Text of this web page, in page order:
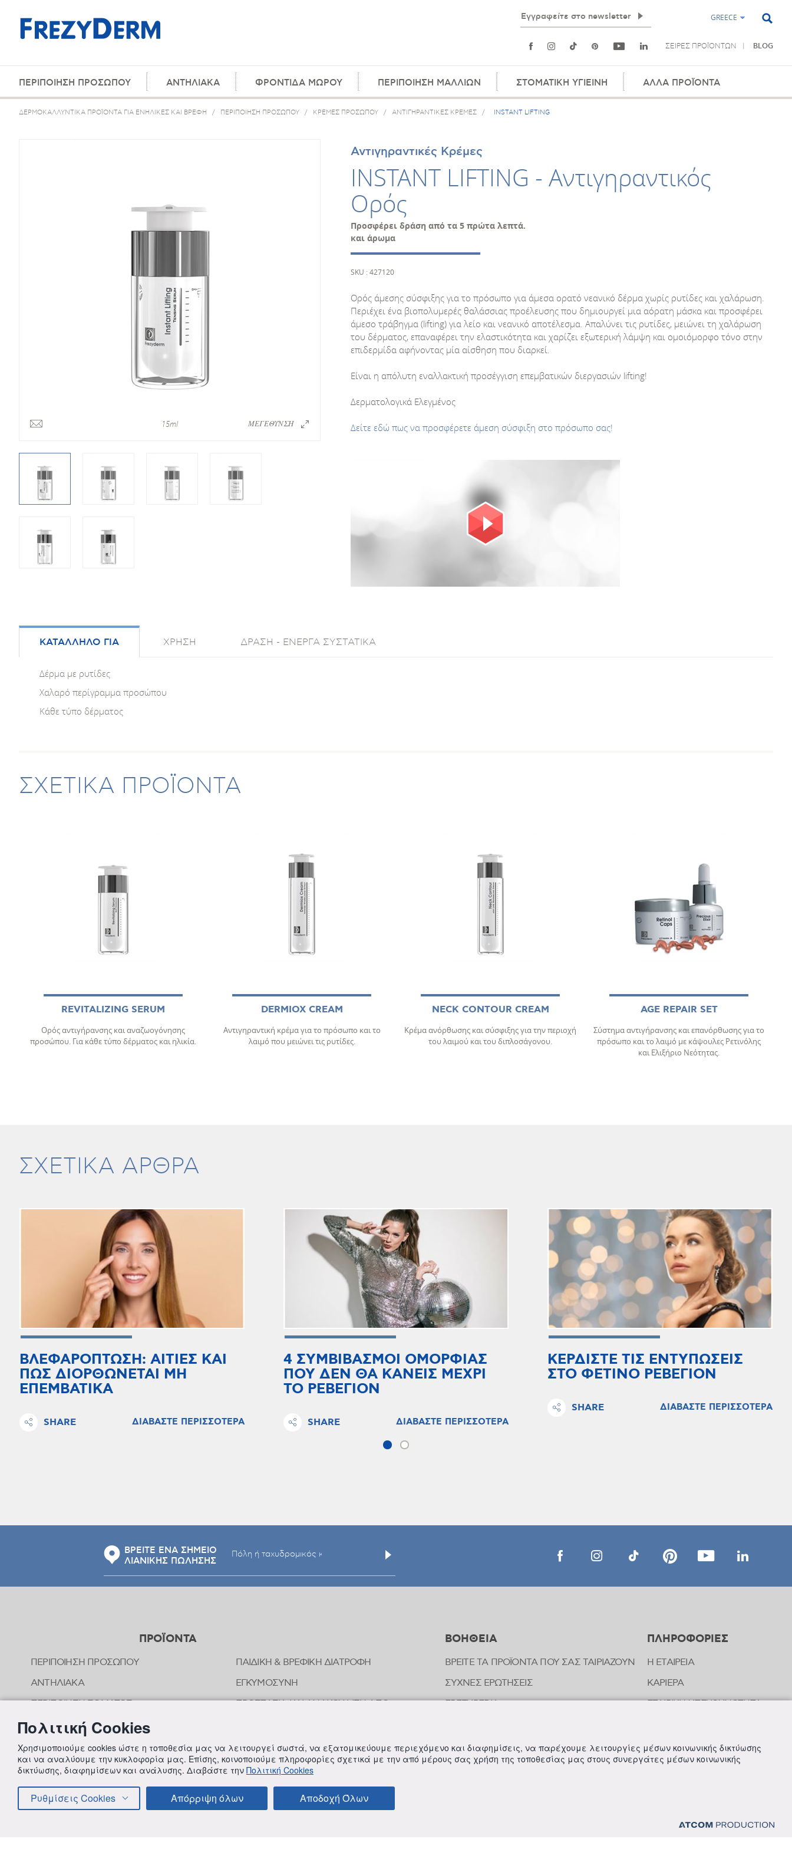
GREECE
ΣΕΙΡΕΣ ΠΡΟΪΟΝΤΩΝ BLOG
ΠΕΡΙΠΟΙΗΣΗ ΠΡΟΣΩΠΟΥ ΑΝΤΗΛΙΑΚΑ ΦΡΟΝΤΙΔΑ ΜΩΡΟΥ ΠΕΡΙΠΟΙΗΣΗ ΜΑΛΛΙΩΝ ΣΤΟΜΑΤΙΚΗ ΥΓΙΕΙΝΗ ΑΛΛΑ ΠΡΟΪΟΝΤΑ
ΔΕΡΜΟΚΑΛΛΥΝΤΙΚΑ ΠΡΟΪΟΝΤΑ ΓΙΑ ΕΝΗΛΙΚΕΣ ΚΑΙ ΒΡΕΦΗ / ΠΕΡΙΠΟΙΗΣΗ ΠΡΟΣΩΠΟΥ / ΚΡΕΜΕΣ ΠΡΟΣΩΠΟΥ / ΑΝΤΙΓΗΡΑΝΤΙΚΕΣ ΚΡΕΜΕΣ / INSTANT LIFTING
ΜΕΓΕΘΥΝΣΗ
15ml
Αντιγηραντικές Κρέμες
INSTANT LIFTING - Aντιγηραντικός
Ορός
Προσφέρει δράση από τα 5 πρώτα λεπτά.
και άρωμα
SKU : 427120
Ορός άμεσης σύσφιξης για το πρόσωπο για άμεσα ορατό νεανικό δέρμα χωρίς ρυτίδες και χαλάρωση.
Περιέχει ένα βιοπολυμερές θαλάσσιας προέλευσης που δημιουργεί μια αόρατη μάσκα και προσφέρει
άμεσο τράβηγμα (lifting) για λείο και νεανικό αποτέλεσμα. Απαλύνει τις ρυτίδες, μειώνει τη χαλάρωση
του δέρματος, επαναφέρει την ελαστικότητα και χαρίζει εξωτερική λάμψη και ομοιόμορφο τόνο στην
επιδερμίδα αφήνοντας μία αίσθηση που διαρκεί.
Είναι η απόλυτη εναλλακτική προσέγγιση επεμβατικών διεργασιών lifting!
Δερματολογικά Ελεγμένος
Δείτε εδώ πως να προσφέρετε άμεση σύσφιξη στο πρόσωπο σας!
ΚΑΤΑΛΛΗΛΟ ΓΙΑ ΧΡΗΣΗ ΔΡΑΣΗ - ΕΝΕΡΓΑ ΣΥΣΤΑΤΙΚΑ
Δέρμα με ρυτίδες
Χαλαρό περίγραμμα προσώπου
Κάθε τύπο δέρματος
ΣΧΕΤΙΚΑ ΠΡΟΪΟΝΤΑ
REVITALIZING SERUM
Ορός αντιγήρανσης και αναζωογόνησης
προσώπου. Για κάθε τύπο δέρματος και ηλικία.
DERMIOX CREAM
Αντιγηραντική κρέμα για το πρόσωπο και το
λαιμό που μειώνει τις ρυτίδες.
NECK CONTOUR CREAM
Κρέμα ανόρθωσης και σύσφιξης για την περιοχή
του λαιμού και του διπλοσάγονου.
AGE REPAIR SET
Σύστημα αντιγήρανσης και επανόρθωσης για το
πρόσωπο και το λαιμό με κάψουλες Ρετινόλης
και Ελιξήριο Νεότητας.
ΣΧΕΤΙΚΑ ΑΡΘΡΑ
ΒΛΕΦΑΡΟΠΤΩΣΗ: ΑΙΤΙΕΣ ΚΑΙ
ΠΩΣ ΔΙΟΡΘΩΝΕΤΑΙ ΜΗ
ΕΠΕΜΒΑΤΙΚΑ
SHARE ΔΙΑΒΑΣΤΕ ΠΕΡΙΣΣΟΤΕΡΑ
4 ΣΥΜΒΙΒΑΣΜΟΙ ΟΜΟΡΦΙΑΣ
ΠΟΥ ΔΕΝ ΘΑ ΚΑΝΕΙΣ ΜΕΧΡΙ
ΤΟ ΡΕΒΕΓΙΟΝ
SHARE ΔΙΑΒΑΣΤΕ ΠΕΡΙΣΣΟΤΕΡΑ
ΚΕΡΔΙΣΤΕ ΤΙΣ ΕΝΤΥΠΩΣΕΙΣ
ΣΤΟ ΦΕΤΙΝΟ ΡΕΒΕΓΙΟΝ
SHARE ΔΙΑΒΑΣΤΕ ΠΕΡΙΣΣΟΤΕΡΑ
ΒΡΕΙΤΕ ΕΝΑ ΣΗΜΕΙΟ
ΛΙΑΝΙΚΗΣ ΠΩΛΗΣΗΣ
ΠΡΟΪΟΝΤΑ
ΠΕΡΙΠΟΙΗΣΗ ΠΡΟΣΩΠΟΥ
ΑΝΤΗΛΙΑΚΑ
ΠΕΡΙΠΟΙΗΣΗ ΣΩΜΑΤΟΣ
ΠΕΡΙΠΟΙΗΣΗ ΜΑΛΛΙΩΝ
ΣΤΟΜΑΤΙΚΗ ΥΓΙΕΙΝΗ
ΑΠΟΣΥΜΦΟΡΗΤΙΚΑ ΜΥΤΗΣ
ΦΡΟΝΤΙΔΑ ΜΩΡΟΥ
ΠΑΙΔΙΚΗ ΠΕΡΙΠΟΙΗΣΗ
ΠΑΙΔΙΚΗ & ΒΡΕΦΙΚΗ ΔΙΑΤΡΟΦΗ
ΕΓΚΥΜΟΣΥΝΗ
ΠΡΟΣΤΑΣΙΑ ΚΑΙ ΑΝΑΚΟΥΦΙΣΗ ΑΠΟ
ΠΕΡΙΠΟΙΗΣΗ ΕΥΑΙΣΘΗΤΗΣ ΠΕΡΙΟΧΗΣ
ΣΥΜΠΛΗΡΩΜΑΤΑ ΔΙΑΤΡΟΦΗΣ
ΒΟΗΘΕΙΑ
ΒΡΕΙΤΕ ΤΑ ΠΡΟΪΟΝΤΑ ΠΟΥ ΣΑΣ ΤΑΙΡΙΑΖΟΥΝ
ΣΥΧΝΕΣ ΕΡΩΤΗΣΕΙΣ
FREZYPEDIA
ΠΛΗΡΟΦΟΡΙΕΣ
Η ΕΤΑΙΡΕΙΑ
ΚΑΡΙΕΡΑ
ΕΤΑΙΡΙΚΗ ΥΠΕΥΘΥΝΟΤΗΤΑ
Πολιτική Cookies
Χρησιμοποιούμε cookies ώστε η τοποθεσία μας να λειτουργεί σωστά, να εξατομικεύουμε περιεχόμενο και διαφημίσεις, να παρέχουμε λειτουργίες μέσων κοινωνικής δικτύωσης
και να αναλύουμε την κυκλοφορία μας. Επίσης, κοινοποιούμε πληροφορίες σχετικά με την από μέρους σας χρήση της τοποθεσίας μας στους συνεργάτες μέσων κοινωνικής
δικτύωσης, διαφημίσεων και ανάλυσης. Διαβάστε την Πολιτική Cookies
Ρυθμίσεις Cookies Απόρριψη όλων Αποδοχή Όλων